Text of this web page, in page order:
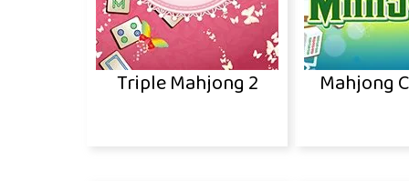
Triple Mahjong 2 Mahjong